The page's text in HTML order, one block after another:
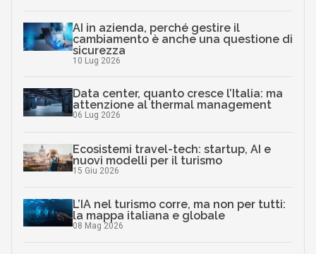
AI in azienda, perché gestire il
cambiamento è anche una questione di
sicurezza
10 Lug 2026
Data center, quanto cresce l’Italia: ma
attenzione al thermal management
06 Lug 2026
Ecosistemi travel-tech: startup, AI e
nuovi modelli per il turismo
15 Giu 2026
L’IA nel turismo corre, ma non per tutti:
la mappa italiana e globale
08 Mag 2026